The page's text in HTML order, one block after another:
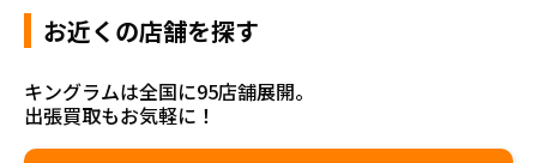
お近くの店舗を探す
キングラムは全国に95店舗展開。
出張買取もお気軽に！